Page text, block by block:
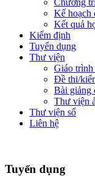
Chương
Kế hoạch
Kết quả
Kiểm định
Tuyển dụng
Thư viện
Giáo trình
Đề thi/
Bài giảng
Thư viện
Thư viện số
Liên hệ
Tuyển dụng